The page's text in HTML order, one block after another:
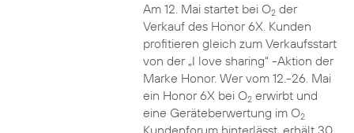
Am 12. Mai startet bei O2der
Verkauf des Honor 6X. Kunden
profitieren gleich zum Verkaufsstart
von der „I love sharing“ -Aktion der
Marke Honor. Wer vom 12.-26. Mai
ein Honor 6X bei O2erwirbt und
eine Geräteberwertung im O2
Kundenforum hinterlässt, erhält 30